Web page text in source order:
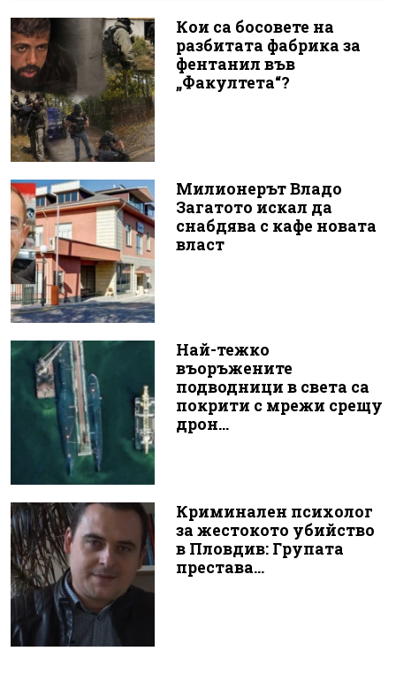
Кои са босовете на
разбитата фабрика за
фентанил във
„Факултета“?
Милионерът Владо
Загатото искал да
снабдява с кафе новата
власт
Най-тежко
въоръжените
подводници в света са
покрити с мрежи срещу
дрон...
Криминален психолог
за жестокото убийство
в Пловдив: Групата
престава...